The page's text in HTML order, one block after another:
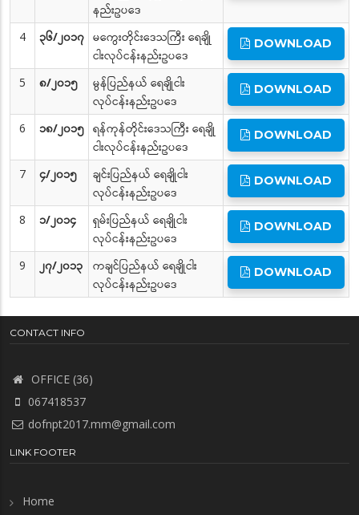
နည်းဥပဒေ
4 ၃၆/၂၀၁၇ မကွေးတိုင်းဒေသကြီး ရေချို
ငါးလုပ်ငန်းနည်းဥပဒေ
DOWNLOAD
5 ၈/၂၀၁၅
မွန်ပြည်နယ် ရေချိုငါး
လုပ်ငန်းနည်းဥပဒေ
DOWNLOAD
6 ၁၈/၂၀၁၅ ရန်ကုန်တိုင်းဒေသကြီး ရေချို
ငါးလုပ်ငန်းနည်းဥပဒေ
DOWNLOAD
7 ၄/၂၀၁၅
ချင်းပြည်နယ် ရေချိုငါး
လုပ်ငန်းနည်းဥပဒေ
DOWNLOAD
8 ၁/၂၀၁၄
ရှမ်းပြည်နယ် ရေချိုငါး
လုပ်ငန်းနည်းဥပဒေ
DOWNLOAD
9 ၂၇/၂၀၁၃
ကချင်ပြည်နယ် ရေချိုငါး
လုပ်ငန်းနည်းဥပဒေ
DOWNLOAD
CONTACT INFO
OFFICE (36)
067418537
dofnpt2017.mm@gmail.com
LINK FOOTER
Home